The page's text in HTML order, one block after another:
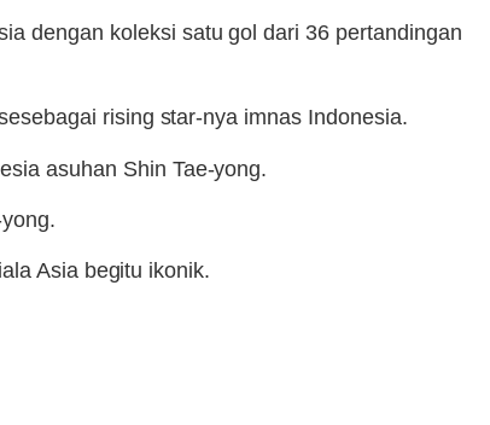
dengan koleksi satu gol dari 36 pertandingan
rising star-nya imnas Indonesia.
asuhan Shin Tae-yong.
Asia begitu ikonik.